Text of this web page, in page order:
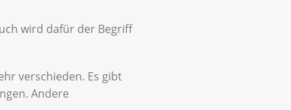
wird dafür der Begriff
verschieden. Es gibt
Andere